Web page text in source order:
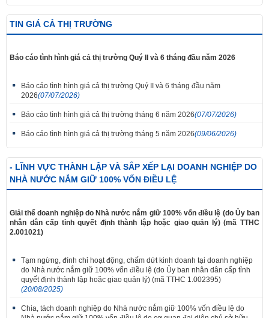
TIN GIÁ CẢ THỊ TRƯỜNG
Báo cáo tình hình giá cả thị trường Quý II và 6 tháng đầu năm 2026
Báo cáo tình hình giá cả thị trường Quý II và 6 tháng đầu năm
2026(07/07/2026)
Báo cáo tình hình giá cả thị trường tháng 6 năm 2026(07/07/2026)
Báo cáo tình hình giá cả thị trường tháng 5 năm 2026(09/06/2026)
- LĨNH VỰC THÀNH LẬP VÀ SẮP XẾP LẠI DOANH NGHIỆP DO
NHÀ NƯỚC NẮM GIỮ 100% VỐN ĐIỀU LỆ
Giải thể doanh nghiệp do Nhà nước nắm giữ 100% vốn điều lệ (do Ủy ban
nhân dân cấp tỉnh quyết định thành lập hoặc giao quản lý) (mã TTHC
2.001021)
Tạm ngừng, đình chỉ hoạt động, chấm dứt kinh doanh tại doanh nghiệp
do Nhà nước nắm giữ 100% vốn điều lệ (do Ủy ban nhân dân cấp tỉnh
quyết định thành lập hoặc giao quản lý) (mã TTHC 1.002395)
(20/08/2025)
Chia, tách doanh nghiệp do Nhà nước nắm giữ 100% vốn điều lệ do